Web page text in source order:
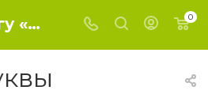
Купить книгу «Азбука. Буквы» 2018, - Дошкольное образование 0